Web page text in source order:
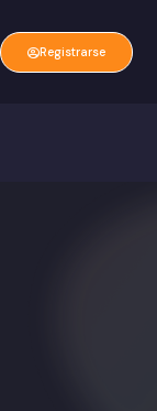
Registrarse